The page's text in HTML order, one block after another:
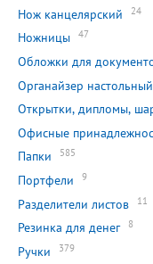
Нож канцелярский 24
Ножницы 47
Обложки для
Органайзер настольный
Открытки, дипломы,
Офисные
Папки 585
Портфели 9
Разделители листов 11
Резинка для денег 8
Ручки 379